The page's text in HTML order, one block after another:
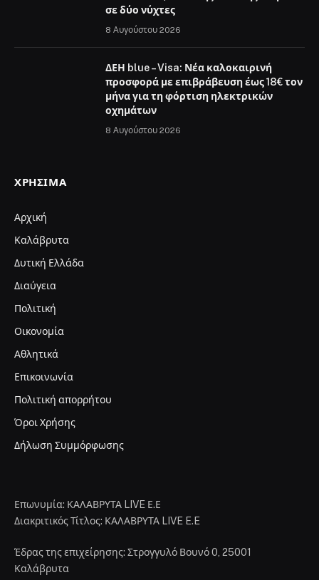
σε δύο νύχτες
8 Αυγούστου 2026
ΔΕΗ blue – Visa: Νέα καλοκαιρινή
προσφορά με επιβράβευση έως 18€ τον
μήνα για τη φόρτιση ηλεκτρικών
οχημάτων
8 Αυγούστου 2026
ΧΡΉΣΙΜΑ
Αρχική
Καλάβρυτα
Δυτική Ελλάδα
Διαύγεια
Πολιτική
Οικονομία
Αθλητικά
Επικοινωνία
Πολιτική απορρήτου
Όροι Χρήσης
Δήλωση Συμμόρφωσης
Επωνυμία: ΚΑΛΑΒΡΥΤΑ LIVE Ε.Ε
Διακριτικός Τίτλος: ΚΑΛΑΒΡΥΤΑ LIVE E.E
Έδρας της επιχείρησης: Στρογγυλό Βουνό 0, 25001
Καλάβρυτα